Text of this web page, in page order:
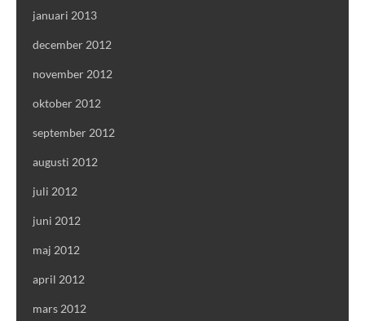
januari 2013
december 2012
november 2012
oktober 2012
september 2012
augusti 2012
juli 2012
juni 2012
maj 2012
april 2012
mars 2012